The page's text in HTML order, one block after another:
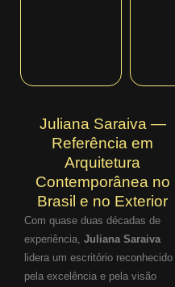
Juliana Saraiva —
Referência em
Arquitetura
Contemporânea no
Brasil e no Exterior
Com quase duas décadas de
experiência, Juliana Saraiva
lidera um escritório reconhecido
pela excelência e pela visão